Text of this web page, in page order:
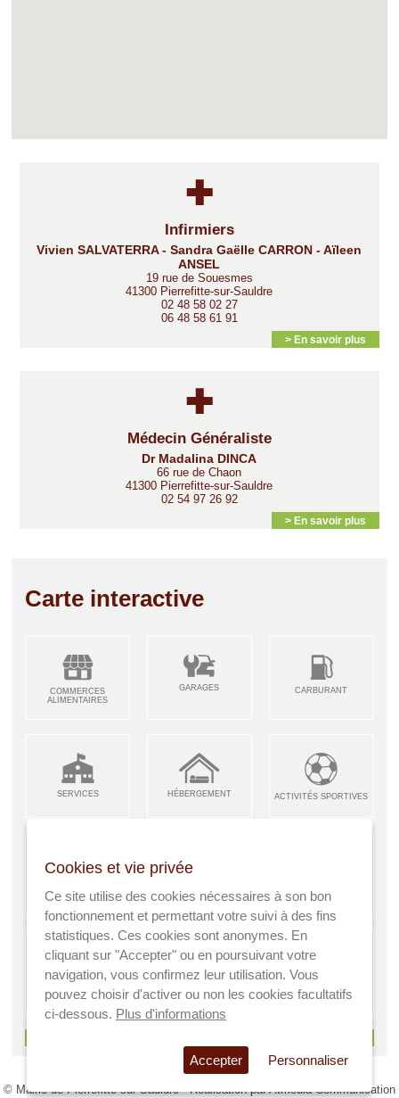
Infirmiers
Vivien SALVATERRA - Sandra Gaëlle CARRON - Aïleen
ANSEL
19 rue de Souesmes
41300 Pierrefitte-sur-Sauldre
02 48 58 02 27
06 48 58 61 91
> En savoir plus
Médecin Généraliste
Dr Madalina DINCA
66 rue de Chaon
41300 Pierrefitte-sur-Sauldre
02 54 97 26 92
> En savoir plus
Carte interactive
COMMERCES
ALIMENTAIRES
GARAGES CARBURANT
SERVICES HÉBERGEMENT ACTIVITÉS SPORTIVES
ARTISANS &
INDUSTRIES
RESTAURANTS CAFÉS ENFANCE JEUNESSE
A VISITER SANTÉ AGRICULTEURS
© Mairie de Pierrefitte sur Sauldre - Réalisation parAtmedia Communication
Cookies et vie privée
Ce site utilise des cookies nécessaires à son bon
fonctionnement et permettant votre suivi à des fins
statistiques. Ces cookies sont anonymes. En
cliquant sur "Accepter" ou en poursuivant votre
navigation, vous confirmez leur utilisation. Vous
pouvez choisir d'activer ou non les cookies facultatifs
ci-dessous. Plus d'informations
Accepter Personnaliser